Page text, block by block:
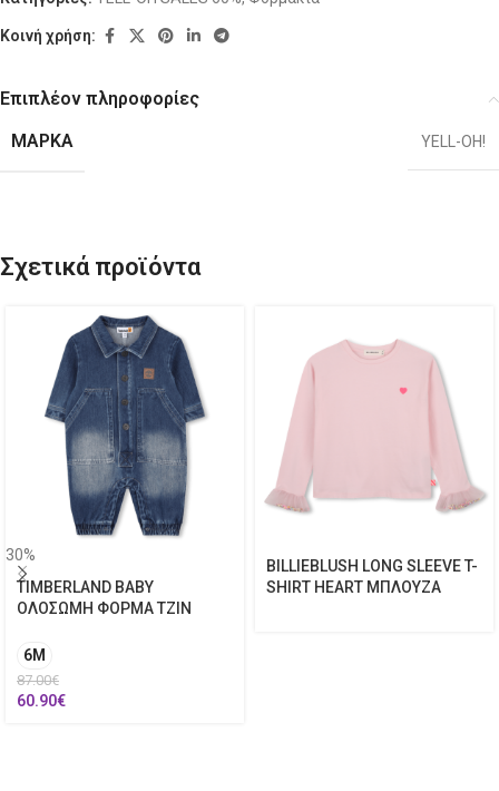
Κοινή χρήση:
Επιπλέον πληροφορίες
ΜΆΡΚΑ
YELL-OH!
Σχετικά προϊόντα
30%
TIMBERLAND BABY
ΟΛΟΣΩΜΗ ΦΟΡΜΑ ΤΖΙΝ
6M
87.00€
60.90€
BILLIEBLUSH LONG SLEEVE T-
SHIRT HEART ΜΠΛΟΥΖΑ